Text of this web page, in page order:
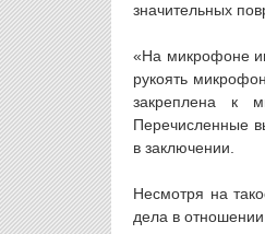
значительных
«На микрофоне
рукоять
закреплена к
Перечисленные
в заключении.
Несмотря на
дела в